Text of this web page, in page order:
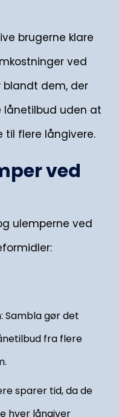
brugerne klare
ved
dem, der
lånetilbud uden at
til flere långivere.
ved
ulemperne ved
: Sambla gør det
fra flere
sparer tid, da de
hver långiver